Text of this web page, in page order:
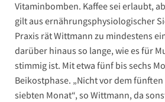
Vitaminbomben. Kaffee sei erlaubt,
gilt aus ernährungsphysiologischer
Praxis rät Wittmann zu mindestens
darüber hinaus so lange, wie es für
stimmig ist. Mit etwa fünf bis sechs
Beikostphase. „Nicht vor dem
siebten Monat“, so Wittmann, da